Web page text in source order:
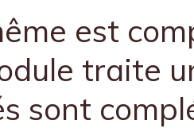
est
traite
sont